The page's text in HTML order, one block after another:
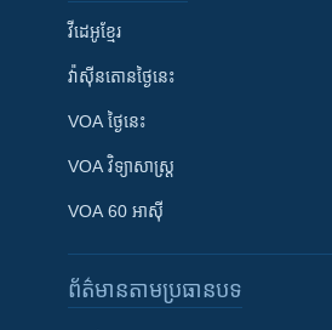
វីដេអូ​ខ្មែរ
វ៉ាស៊ីនតោន​ថ្ងៃ​នេះ
VOA ថ្ងៃនេះ
VOA ​វិទ្យាសាស្ត្រ
VOA 60 អាស៊ី
ព័ត៌មាន​តាមប្រធានបទ​